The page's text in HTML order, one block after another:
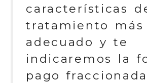
características
tratamiento más
adecuado y te
indicaremos la
pago